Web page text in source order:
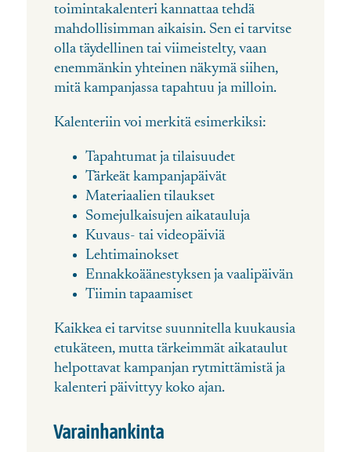
toimintakalenteri kannattaa tehdä
mahdollisimman aikaisin. Sen ei tarvitse
olla täydellinen tai viimeistelty, vaan
enemmänkin yhteinen näkymä siihen,
mitä kampanjassa tapahtuu ja milloin.
Kalenteriin voi merkitä esimerkiksi:
Tapahtumat ja tilaisuudet
Tärkeät kampanjapäivät
Materiaalien tilaukset
Somejulkaisujen aikatauluja
Kuvaus- tai videopäiviä
Lehtimainokset
Ennakkoäänestyksen ja vaalipäivän
Tiimin tapaamiset
Kaikkea ei tarvitse suunnitella kuukausia
etukäteen, mutta tärkeimmät aikataulut
helpottavat kampanjan rytmittämistä ja
kalenteri päivittyy koko ajan.
Varainhankinta